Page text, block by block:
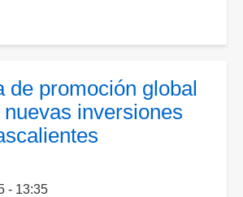
de promoción global
inversiones
- 13:35